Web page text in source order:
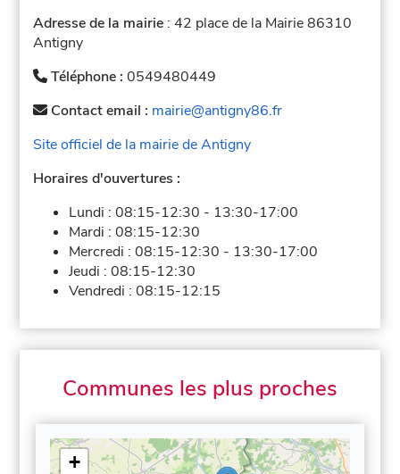
Adresse de la mairie : 42 place de la Mairie 86310
Antigny
Téléphone :0549480449
Contact email : mairie@antigny86.fr
Site officiel de la mairie de Antigny
Horaires d'ouvertures :
Lundi :08:15-12:30 - 13:30-17:00
Mardi :08:15-12:30
Mercredi :08:15-12:30 - 13:30-17:00
Jeudi :08:15-12:30
Vendredi :08:15-12:15
Communes les plus proches
+